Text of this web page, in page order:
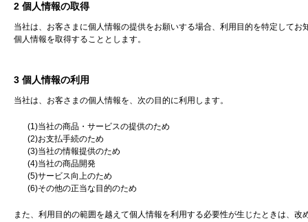
2 個人情報の取得
当社は、お客さまに個人情報の提供をお願いする場合、利用目的を特定して
個人情報を取得することとします。
3 個人情報の利用
当社は、お客さまの個人情報を、次の目的に利用します。
(1)当社の商品・サービスの提供のため
(2)お支払手続のため
(3)当社の情報提供のため
(4)当社の商品開発
(5)サービス向上のため
(6)その他の正当な目的のため
また、利用目的の範囲を越えて個人情報を利用する必要性が生じたときは、